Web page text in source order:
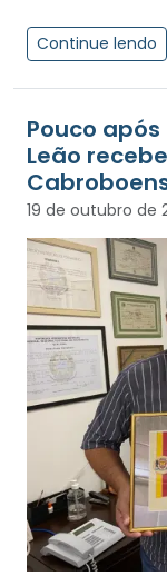
Continue lendo
Pouco
Leão
19 de outubro de